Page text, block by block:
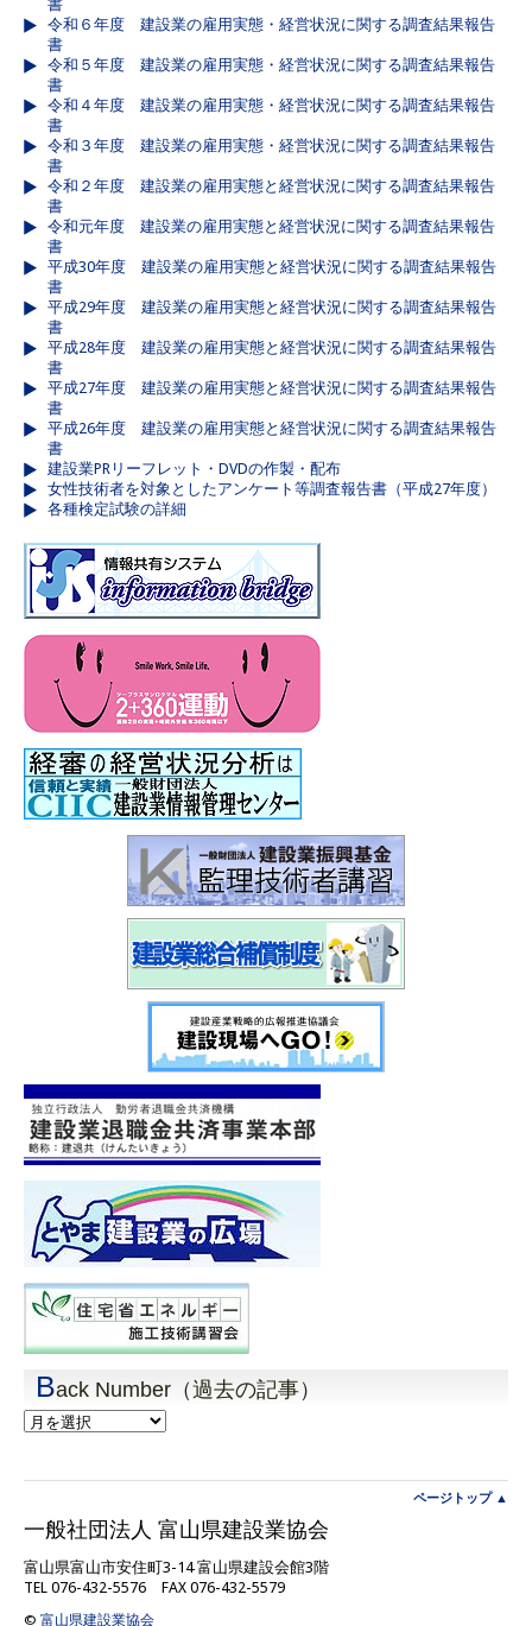
書
令和６年度 建設業の雇用実態・経営状況に関する調査結果報告
書
令和５年度 建設業の雇用実態・経営状況に関する調査結果報告
書
令和４年度 建設業の雇用実態・経営状況に関する調査結果報告
書
令和３年度 建設業の雇用実態・経営状況に関する調査結果報告
書
令和２年度 建設業の雇用実態と経営状況に関する調査結果報告
書
令和元年度 建設業の雇用実態と経営状況に関する調査結果報告
書
平成30年度 建設業の雇用実態と経営状況に関する調査結果報告
書
平成29年度 建設業の雇用実態と経営状況に関する調査結果報告
書
平成28年度 建設業の雇用実態と経営状況に関する調査結果報告
書
平成27年度 建設業の雇用実態と経営状況に関する調査結果報告
書
平成26年度 建設業の雇用実態と経営状況に関する調査結果報告
書
建設業PRリーフレット・DVDの作製・配布
女性技術者を対象としたアンケート等調査報告書（平成27年度）
各種検定試験の詳細
Back Number（過去の記事）
Back
Number（過
事）
ページトップ ▲
一般社団法人 富山県建設業協会
富山県富山市安住町3-14 富山県建設会館3階
TEL 076-432-5576 FAX 076-432-5579
© 富山県建設業協会